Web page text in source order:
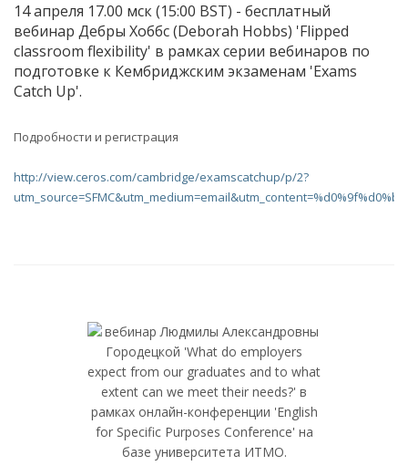
14 апреля 17.00 мск (15:00 BST) - бесплатный
вебинар Дебры Хоббс (Deborah Hobbs) 'Flipped
classroom flexibility' в рамках серии вебинаров по
подготовке к Кембриджским экзаменам 'Exams
Catch Up'.
Подробности и регистрация
http://view.ceros.com/cambridge/examscatchup/p/2?